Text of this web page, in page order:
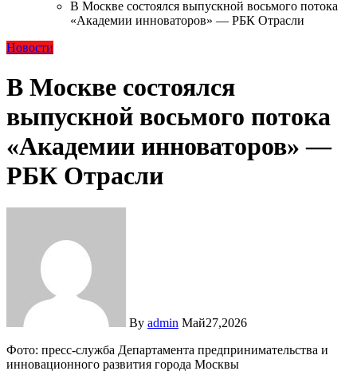
В Москве состоялся выпускной восьмого потока
«Академии инноваторов» — РБК Отрасли
Новости
В Москве состоялся
выпускной восьмого потока
«Академии инноваторов» —
РБК Отрасли
By admin Май27,2026
Фото: пресс-служба Департамента предпринимательства и
инновационного развития города Москвы